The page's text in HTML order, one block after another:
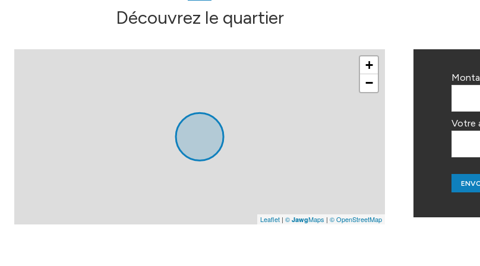
Découvrez le quartier
+
−
Leaflet | © JawgMaps | © OpenStreetMap
Votre